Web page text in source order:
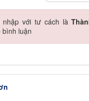
nhập với tư cách là
bình luận